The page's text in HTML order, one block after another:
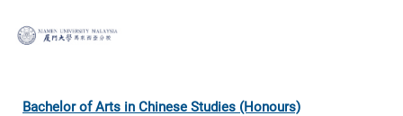
Bachelor of Arts in Chinese Studies (Honours)